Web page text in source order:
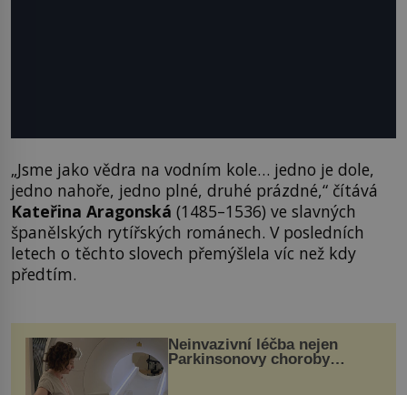
„Jsme jako vědra na vodním kole… jedno je dole,
jedno nahoře, jedno plné, druhé prázdné,“ čítává
Kateřina Aragonská (1485–1536) ve slavných
španělských rytířských románech. V posledních
letech o těchto slovech přemýšlela víc než kdy
předtím.
Neinvazivní léčba nejen
Parkinsonovy choroby